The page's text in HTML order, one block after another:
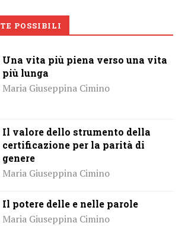
POSSIBILI
Una vita più piena verso una vita
più lunga
Maria Giuseppina Cimino
Il valore dello strumento della
certificazione per la parità di
genere
Maria Giuseppina Cimino
Il potere delle e nelle parole
Maria Giuseppina Cimino